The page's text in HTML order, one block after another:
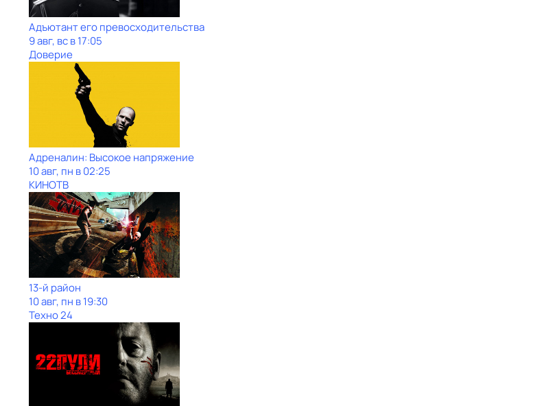
Адъютант его превосходительства
9 авг, вс в 17:05
Доверие
Адреналин: Высокое напряжение
10 авг, пн в 02:25
КИНОТВ
13-й район
10 авг, пн в 19:30
Техно 24